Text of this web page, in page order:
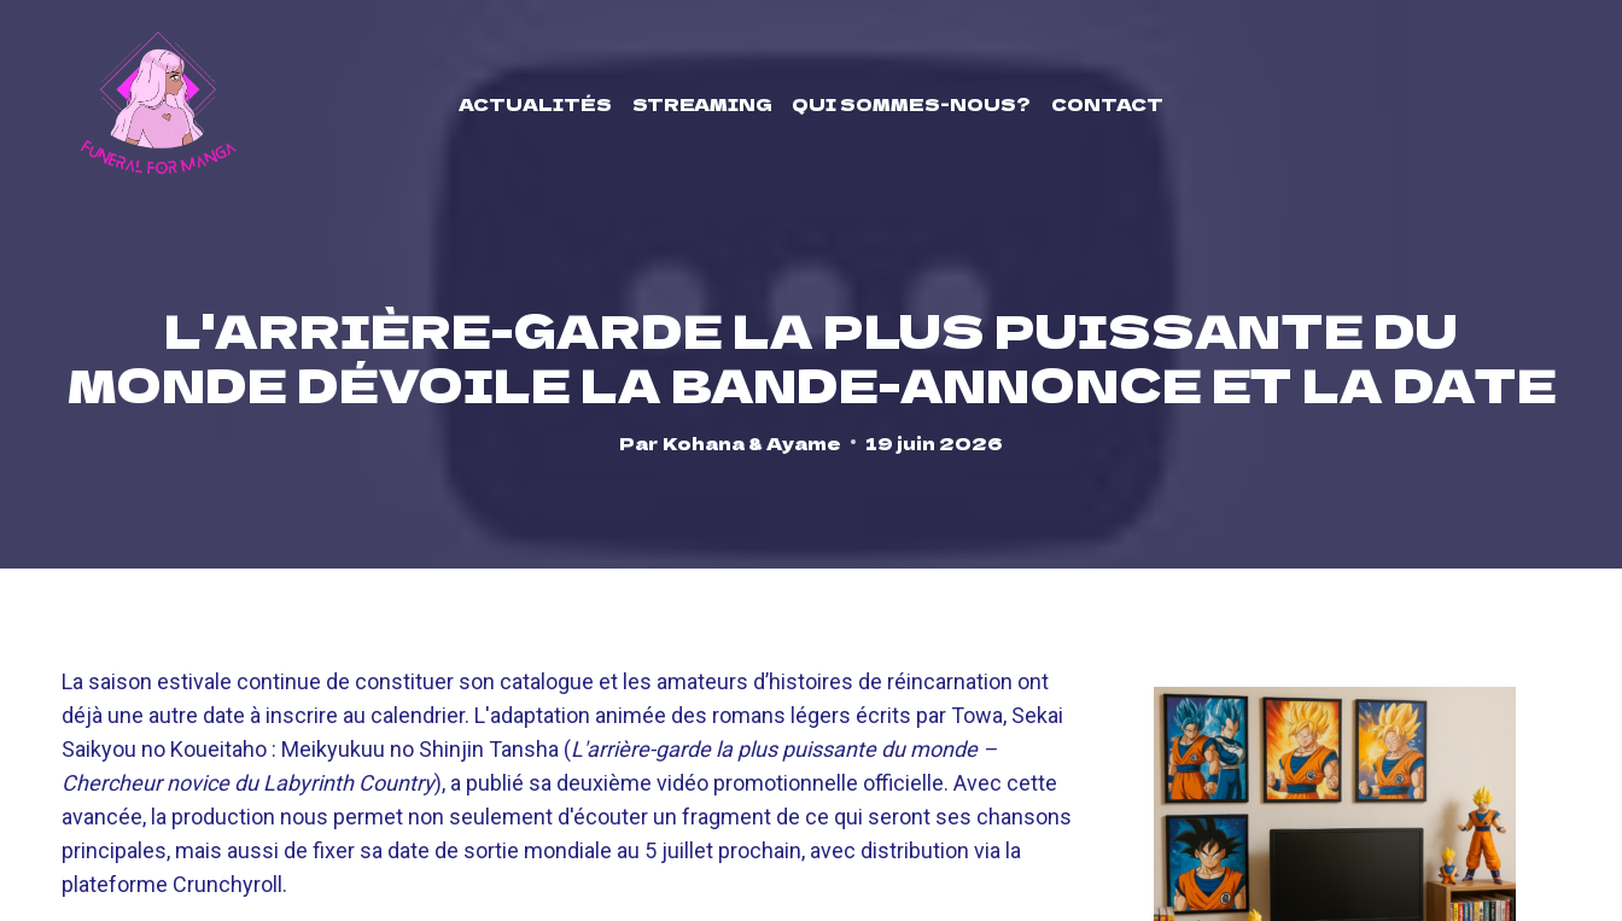
ACTUALITÉS STREAMING QUI SOMMES-NOUS? CONTACT
L'ARRIÈRE-GARDE LA PLUS PUISSANTE DU
MONDE DÉVOILE LA BANDE-ANNONCE ET LA DATE
Par Kohana & Ayame 19 juin 2026
La saison estivale continue de constituer son catalogue et les amateurs d’histoires de réincarnation ont
déjà une autre date à inscrire au calendrier. L'adaptation animée des romans légers écrits par Towa, Sekai
Saikyou no Koueitaho : Meikyukuu no Shinjin Tansha (L'arrière-garde la plus puissante du monde –
Chercheur novice du Labyrinth Country), a publié sa deuxième vidéo promotionnelle officielle. Avec cette
avancée, la production nous permet non seulement d'écouter un fragment de ce qui seront ses chansons
principales, mais aussi de fixer sa date de sortie mondiale au 5 juillet prochain, avec distribution via la
plateforme Crunchyroll.